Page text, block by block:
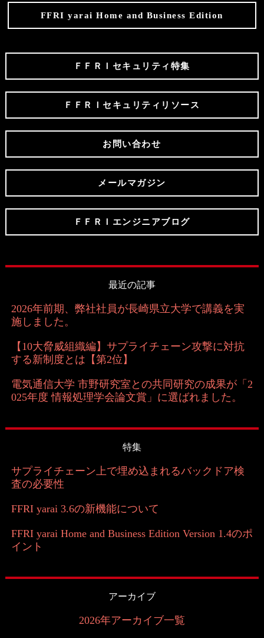
FFRI yarai Home and Business Edition
ＦＦＲＩセキュリティ特集
ＦＦＲＩセキュリティリソース
お問い合わせ
メールマガジン
ＦＦＲＩエンジニアブログ
最近の記事
2026年前期、弊社社員が長崎県立大学で講義を実
施しました。
【10大脅威組織編】サプライチェーン攻撃に対抗
する新制度とは【第2位】
電気通信大学 市野研究室との共同研究の成果が「2
025年度 情報処理学会論文賞」に選ばれました。
特集
サプライチェーン上で埋め込まれるバックドア検
査の必要性
FFRI yarai 3.6の新機能について
FFRI yarai Home and Business Edition Version 1.4のポ
イント
アーカイブ
2026年アーカイブ一覧